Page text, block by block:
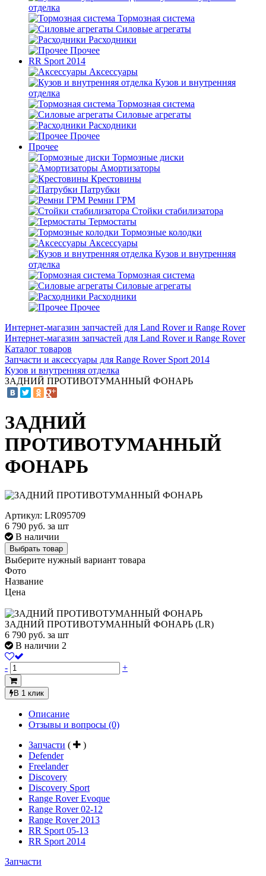
отделка
Тормозная система
Силовые агрегаты
Расходники
Прочее
RR Sport 2014
Аксессуары
Кузов и внутренняя
отделка
Тормозная система
Силовые агрегаты
Расходники
Прочее
Прочее
Тормозные диски
Амортизаторы
Крестовины
Патрубки
Ремни ГРМ
Стойки стабилизатора
Термостаты
Тормозные колодки
Аксессуары
Кузов и внутренняя
отделка
Тормозная система
Силовые агрегаты
Расходники
Прочее
Интернет-магазин запчастей для Land Rover и Range Rover
Интернет-магазин запчастей для Land Rover и Range Rover
Каталог товаров
Запчасти и аксессуары для Range Rover Sport 2014
Кузов и внутренняя отделка
ЗАДНИЙ ПРОТИВОТУМАННЫЙ ФОНАРЬ
ЗАДНИЙ
ПРОТИВОТУМАННЫЙ
ФОНАРЬ
Артикул: LR095709
6 790 руб. за шт
В наличии
Выбрать товар
Выберите нужный вариант товара
Фото
Название
Цена
ЗАДНИЙ ПРОТИВОТУМАННЫЙ ФОНАРЬ (LR)
6 790 руб. за шт
В наличии 2
- +
В 1 клик
Описание
Отзывы и вопросы (0)
Запчасти (
)
Defender
Freelander
Discovery
Discovery Sport
Range Rover Evoque
Range Rover 02-12
Range Rover 2013
RR Sport 05-13
RR Sport 2014
Запчасти